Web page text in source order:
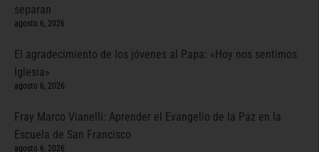
separan
agosto 6, 2026
El agradecimiento de los jóvenes al Papa: «Hoy nos sentimos
Iglesia»
agosto 6, 2026
Fray Marco Vianelli: Aprender el Evangelio de la Paz en la
Escuela de San Francisco
agosto 6, 2026